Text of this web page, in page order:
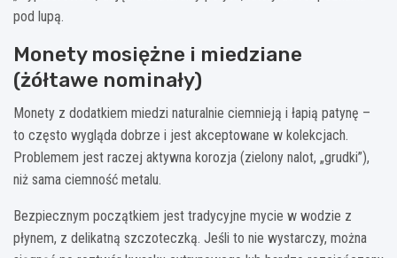
pod lupą.
Monety mosiężne i miedziane
(żółtawe nominały)
Monety z dodatkiem miedzi naturalnie ciemnieją i łapią patynę –
to często wygląda dobrze i jest akceptowane w kolekcjach.
Problemem jest raczej aktywna korozja (zielony nalot, „grudki”),
niż sama ciemność metalu.
Bezpiecznym początkiem jest tradycyjne mycie w wodzie z
płynem, z delikatną szczoteczką. Jeśli to nie wystarczy, można